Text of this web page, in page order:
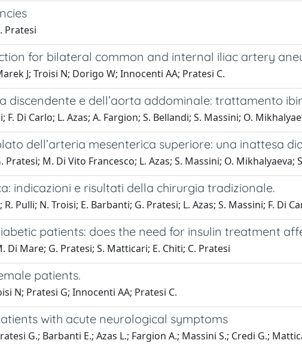
Pratesi
for bilateral common and internal iliac artery
J; Troisi N; Dorigo W; Innocenti AA; Pratesi C.
discendente e dell’aorta addominale: trattamento
Di Carlo; L. Azas; A. Fargion; S. Bellandi; S. Massini; O.
dell’arteria mesenterica superiore: una inattesa
Pratesi; M. Di Vito Francesco; L. Azas; S. Massini; O. Mikhalyaeva;
indicazioni e risultati della chirurgia tradizionale.
Pulli; N. Troisi; E. Barbanti; G. Pratesi; L. Azas; S. Massini; F. Di
patients: does the need for insulin treatment
Di Mare; G. Pratesi; S. Matticari; E. Chiti; C. Pratesi
patients.
N; Pratesi G; Innocenti AA; Pratesi C.
with acute neurological symptoms
G.; Barbanti E.; Azas L.; Fargion A.; Massini S.; Credi G.;